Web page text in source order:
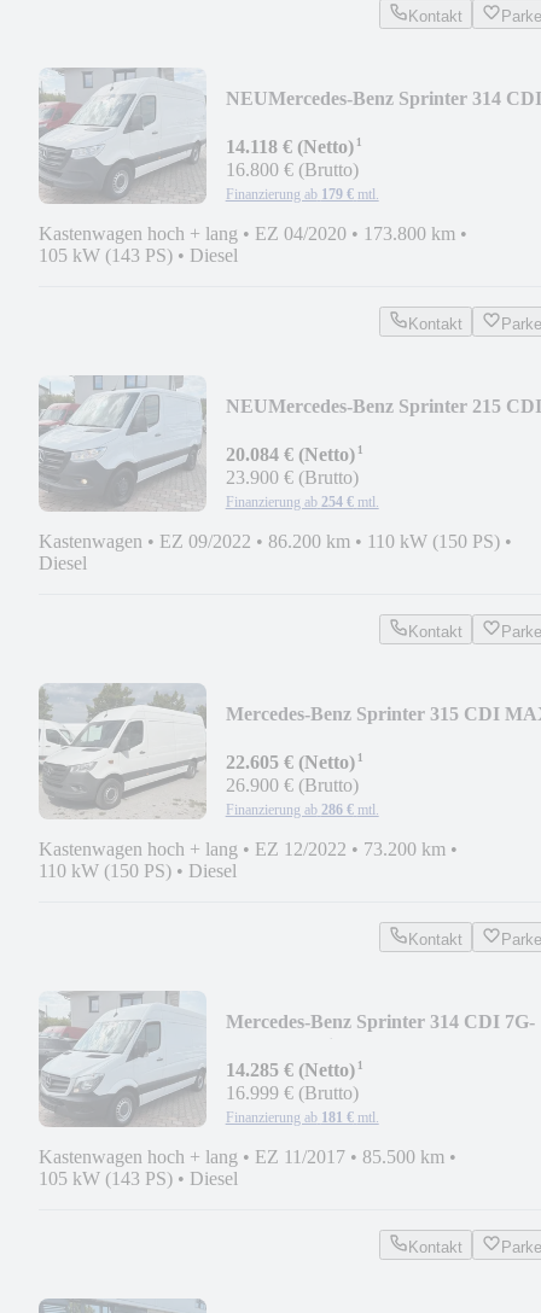
Kontakt
NEUMercedes-Benz Sprinter 314 CDI
14.118 € (Netto)¹
16.800 € (Brutto)
Finanzierung ab 179 € mtl.
Kastenwagen hoch + lang • EZ 04/2020 • 173.800 km •
105 kW (143 PS) • Diesel
Kontakt
NEUMercedes-Benz Sprinter 215 CDI
SHZ
20.084 € (Netto)¹
23.900 € (Brutto)
Finanzierung ab 254 € mtl.
Kastenwagen • EZ 09/2022 • 86.200 km • 110 kW (150 PS) •
Diesel
Kontakt
Mercedes-Benz Sprinter 315 CDI
22.605 € (Netto)¹
26.900 € (Brutto)
Finanzierung ab 286 € mtl.
Kastenwagen hoch + lang • EZ 12/2022 • 73.200 km •
110 kW (150 PS) • Diesel
Kontakt
Mercedes-Benz Sprinter 314 CDI 7G-
14.285 € (Netto)¹
16.999 € (Brutto)
Finanzierung ab 181 € mtl.
Kastenwagen hoch + lang • EZ 11/2017 • 85.500 km •
105 kW (143 PS) • Diesel
Kontakt